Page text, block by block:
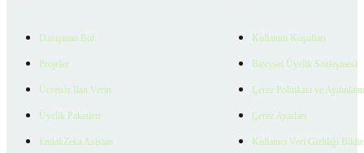
Danışman Bul
Projeler
Ücretsiz İlan Verin
Üyelik Paketleri
EmlakZeka Asistan
Kullanım Koşulları
Bireysel Üyelik Sözleşmesi
Çerez Politikası ve
Çerez Ayarları
Kullanıcı Veri Gizliliği